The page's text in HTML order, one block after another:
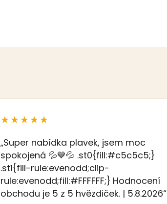
★★★★★
„Super nabídka plavek, jsem moc
spokojená 💦💙💦 .st0{fill:#c5c5c5;}
.st1{fill-rule:evenodd;clip-
rule:evenodd;fill:#FFFFFF;} Hodnocení
obchodu je 5 z 5 hvězdiček. | 5.8.2026“